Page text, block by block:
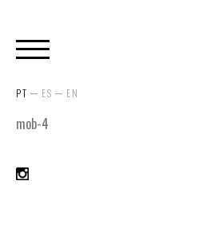
PT ES EN
mob-4